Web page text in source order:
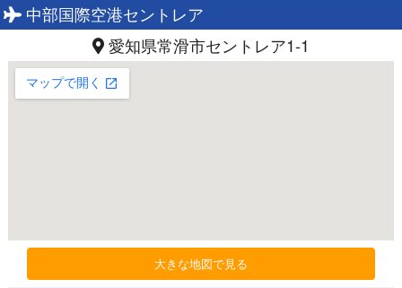
中部国際空港セントレア
愛知県常滑市セントレア1-1
大きな地図で見る